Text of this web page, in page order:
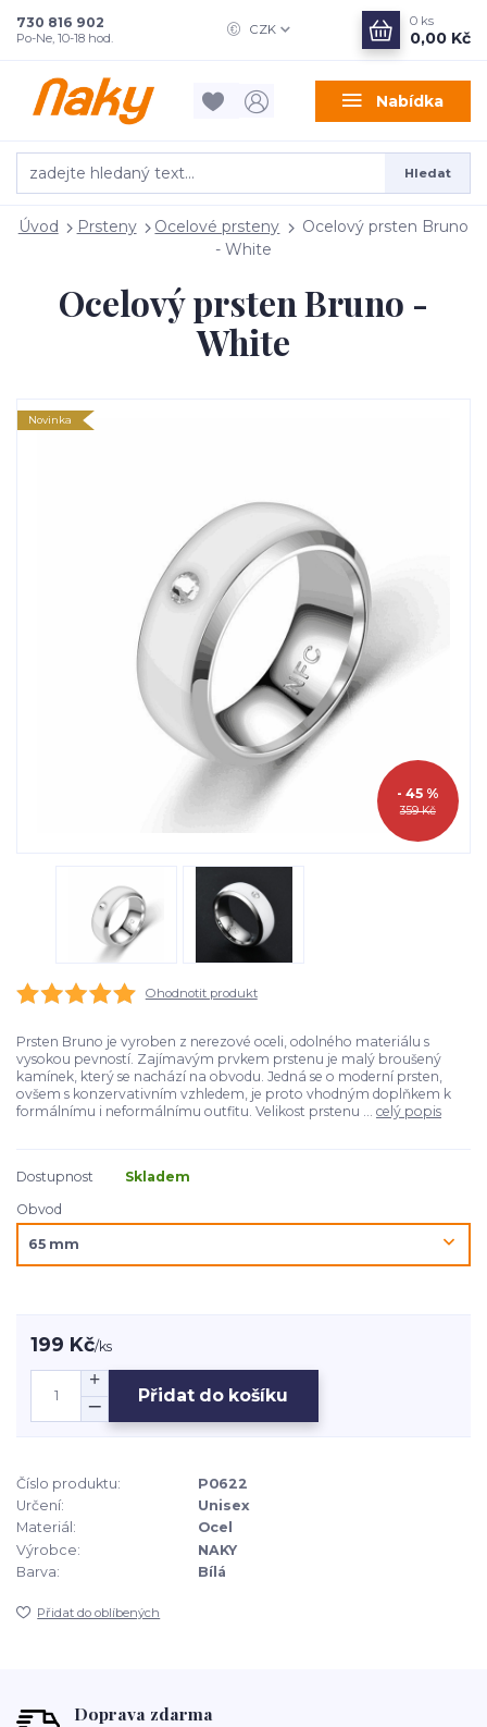
Nabídka
CZK
Hledat
730 816 902
Po-Ne, 10-18 hod.
0 ks
0,00 Kč
Úvod Prsteny Ocelové prsteny
Ocelový prsten Bruno
- White
Ocelový prsten Bruno -
White
Novinka
359 Kč
- 45 %
Ohodnotit produkt
Prsten Bruno je vyroben z nerezové oceli, odolného materiálu s
vysokou pevností. Zajímavým prvkem prstenu je malý broušený
kamínek, který se nachází na obvodu. Jedná se o moderní prsten,
ovšem s konzervativním vzhledem, je proto vhodným doplňkem k
formálnímu i neformálnímu outfitu. Velikost prstenu ... celý popis
Dostupnost
Skladem
Obvod
199 Kč/ks
Přidat do košíku
Číslo produktu:
P0622
Určení:
Unisex
Materiál:
Ocel
Výrobce:
NAKY
Barva:
Bílá
Přidat do oblíbených
Doprava zdarma